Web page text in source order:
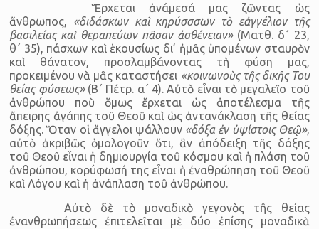
Ἔρχεται ἀνάμεσά μας ζῶντας ὡς
ἄνθρωπος, «διδάσκων καὶ κηρύσσσων τὸ εὐαγγέλιον τῆς
βασιλείας καὶ θεραπεύων πᾶσαν ἀσθένειαν»(Ματθ. δ΄ 23,
θ΄ 35), πάσχων καὶ ἑκουσίως δι’ ἡμᾶς ὑπομένων σταυρὸν
καὶ θάνατον, προσλαμβάνοντας τὴ φύση μας,
προκειμένου νὰ μᾶς καταστήσει «κοινωνοὺς τῆς δικῆς Του
θείας φύσεως»(Β΄ Πέτρ. α΄ 4). Αὐτὸ εἶναι τὸ μεγαλεῖο τοῦ
ἀνθρώπου ποὺ ὅμως ἔρχεται ὡς ἀποτέλεσμα τῆς
ἄπειρης ἀγάπης τοῦ Θεοῦ καὶ ὡς ἀντανάκλαση τῆς θείας
δόξης. Ὅταν οἱ ἄγγελοι ψάλλουν «δόξα ἐν ὑψίστοις Θεῷ»,
αὐτὸ ἀκριβῶς ὁμολογοῦν ὅτι, ἂν ἀπόδειξη τῆς δόξης
τοῦ Θεοῦ εἶναι ἡ δημιουργία τοῦ κόσμου καὶ ἡ πλάση τοῦ
ἀνθρώπου, κορύφωσή της εἶναι ἡ ἐναθρώπηση τοῦ Θεοῦ
καὶ Λόγου καὶ ἡ ἀνάπλαση τοῦ ἀνθρώπου.
Αὐτὸ δὲ τὸ μοναδικὸ γεγονὸς τῆς θείας
ἐνανθρωπήσεως ἐπιτελεῖται μὲ δύο ἐπίσης μοναδικὰ